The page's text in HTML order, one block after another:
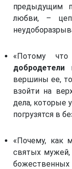
предыдущим
любви, –
«Потому
добродетели
вершины ее,
взойти на
дела, которые
погрузятся в
«Почему, как
святых мужей,